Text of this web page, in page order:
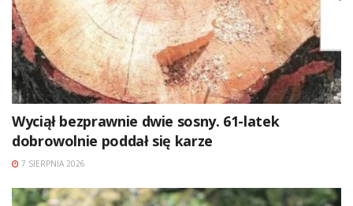
Wyciął bezprawnie dwie sosny. 61-latek
dobrowolnie poddał się karze
7 SIERPNIA 2026